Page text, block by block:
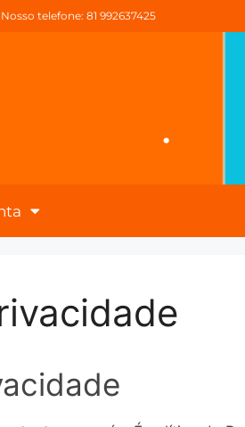
Nosso telefone: 81 992637425